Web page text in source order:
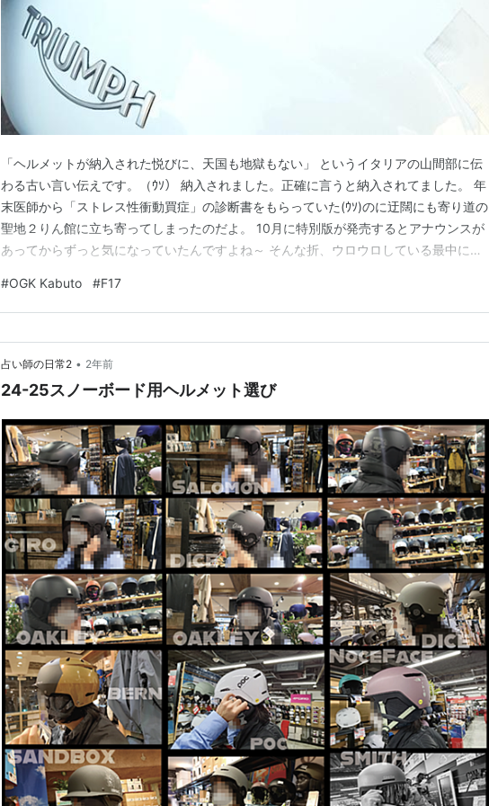
「ヘルメットが納入された悦びに、天国も地獄もない」 というイタリアの山間部に伝
わる古い言い伝えです。（ｳｿ） 納入されました。正確に言うと納入されてました。 年
末医師から「ストレス性衝動買症」の診断書をもらっていた(ｳｿ)のに迂闊にも寄り道の
聖地２りん館に立ち寄ってしまったのだよ。 10月に特別版が発売するとアナウンスが
あってからずっと気になっていたんですよね～ そんな折、ウロウロしている最中に、
https://x.com/OGK_KABUTO/status/1869933457998262474 なぜか、そこからの記
憶がなく、取り寄せの予…
#OGK Kabuto #F17
占い師の日常2 • 2年前
24-25スノーボード用ヘルメット選び